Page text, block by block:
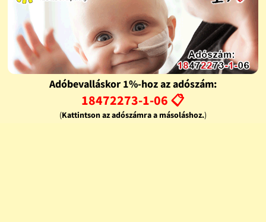
Adóbevalláskor 1%-hoz az adószám:
18472273-1-06 📋
(Kattintson az adószámra a másoláshoz.)